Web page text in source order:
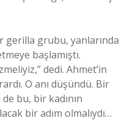
gerilla grubu, yanlarında
başlamıştı.
dedi. Ahmet’in
O anı düşündü. Bir
bu, bir kadının
bir adım olmalıydı…